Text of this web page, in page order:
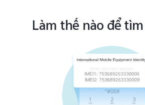
Làm thế nào để tìm